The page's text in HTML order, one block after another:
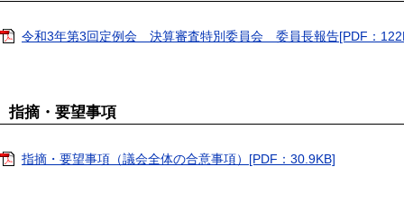
令和3年第3回定例会 決算審査特別委員会 委員長報告[PDF：
指摘・要望事項
指摘・要望事項（議会全体の合意事項）[PDF：30.9KB]